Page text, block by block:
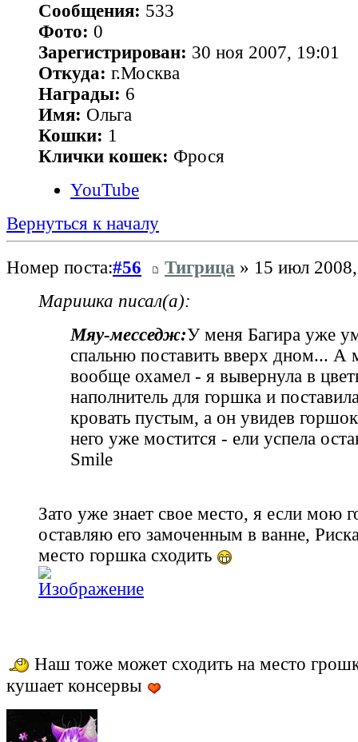
Сообщения: 533
Фото: 0
Зарегистрирован: 30 ноя 2007, 19:01
Откуда: г.Москва
Награды: 6
Имя: Ольга
Кошки: 1
Клички кошек: Фрося
YouTube
Вернуться к началу
Номер поста:#56 Тигрица » 15 июл
Маришка писал(а):
Мяу‑месседж:У меня Багира уже
спальню поставить вверх дном...
вообще охамел - я вывернула в
наполнитель для горшка и
кровать пустым, а он увидев
него уже мостится - ели успела
Smile
Зато уже знает свое место, я если мою
оставляю его замоченным в ванне,
место горшка сходить
Наш тоже может сходить на место
кушает консервы